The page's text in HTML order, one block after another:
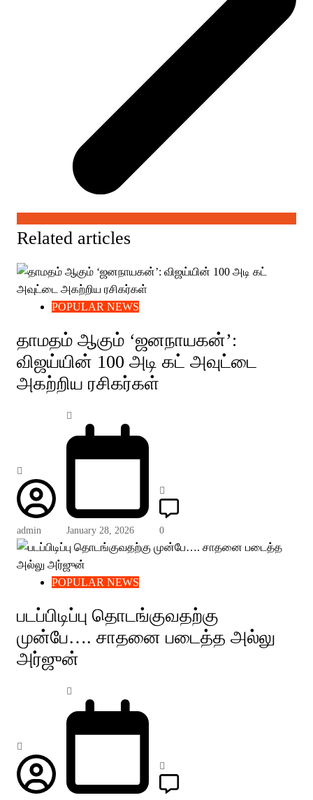
Related articles
POPULAR NEWS
தாமதம் ஆகும் ‘ஜனநாயகன்’:
விஜய்யின் 100 அடி கட் அவுட்டை
அகற்றிய ரசிகர்கள்
admin January 28, 2026 0
POPULAR NEWS
படப்பிடிப்பு தொடங்குவதற்கு
முன்பே…. சாதனை படைத்த அல்லு
அர்ஜுன்